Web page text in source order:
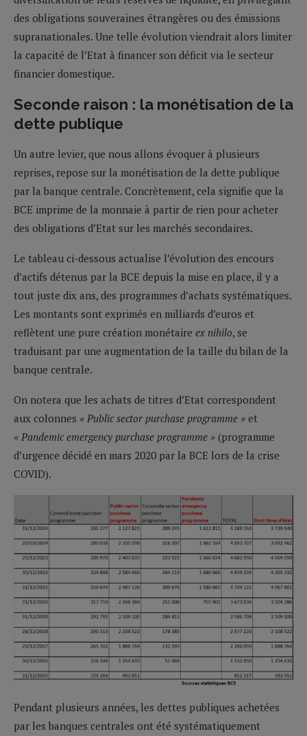
des obligations souveraines étrangères ou des émissions
supranationales. Une telle évolution viendrait alors limiter
la capacité de l’Etat à financer son déficit via le secteur
financier domestique.
Seconde raison : la monétisation de la
dette publique
Un autre levier, que nous allons évoquer à plusieurs
reprises, repose sur la monétisation de la dette publique
par la banque centrale. Concrètement, cela signifie que la
BCE imprime de la monnaie à partir de rien pour acheter
des obligations d’Etat sur les marchés secondaires.
Le tableau ci-dessous actualise l’évolution des encours
d’actifs détenus par la BCE depuis la mise en place, il y a
tout juste dix ans, des programmes d’achats systématiques.
Les montants sont exprimés en milliards d’euros et
reflètent une pure création monétaire ex nihilo, se
traduisant par une augmentation de la taille du bilan de la
banque centrale.
On notera que les achats de titres d’Etat correspondent
aux colonnes « Public sector purchase programme » et
« Pandemic emergency purchase programme » (programme
d’urgence décidé en mars 2020 par la BCE lors de la crise
COVID).
Pendant plusieurs années, les dettes publiques achetées
par les banques centrales ont été systématiquement